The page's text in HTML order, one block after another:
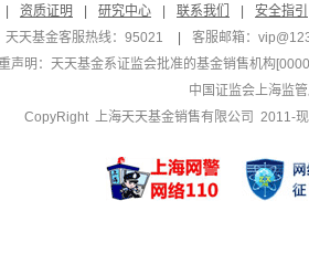
资质证明 研究中心 联系我们
安全指引
天天基金客服热线：95021
客服邮箱：
声明： 天天基金系证监会批准的基金销售机构
中国证监会上海监
CopyRight 上海天天基金销售有限公司 2011-